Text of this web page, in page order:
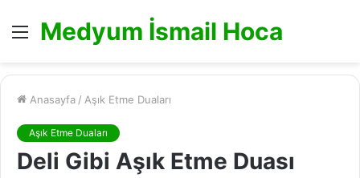
MenüMedyum İsmail Hoca
Anasayfa / Aşık Etme Duaları
Aşık Etme Duaları
Deli Gibi Aşık Etme Duası